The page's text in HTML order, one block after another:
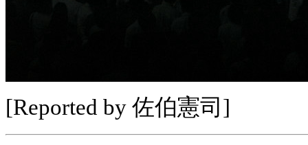
[Reported by 佐伯憲司]